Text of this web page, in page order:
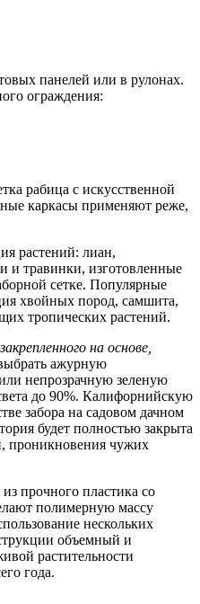
панелей или в рулонах.
ограждения:
рабица с искусственной
каркасы применяют реже,
растений: лиан,
и травинки, изготовленные
сетке. Популярные
хвойных пород, самшита,
тропических растений.
на основе,
ажурную
непрозрачную зеленую
до 90%. Калифорнийскую
забора на садовом дачном
будет полностью закрыта
проникновения чужих
прочного пластика со
полимерную массу
нескольких
объемный и
растительности
года.